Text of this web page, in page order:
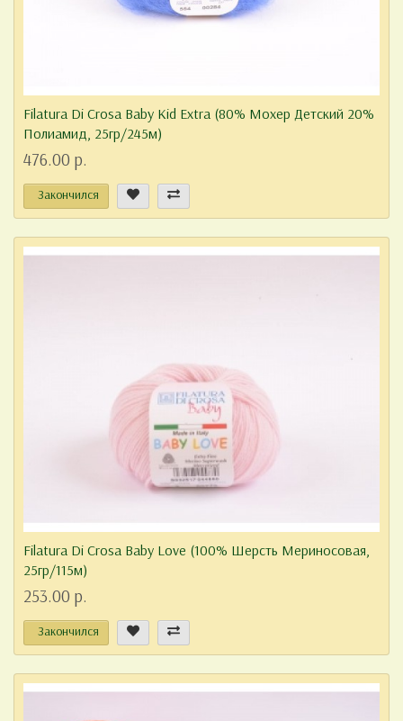
Filatura Di Crosa Baby Kid Extra (80% Мохер Детский 20%
Полиамид, 25гр/245м)
476.00 р.
Закончился
Filatura Di Crosa Baby Love (100% Шерсть Мериносовая,
25гр/115м)
253.00 р.
Закончился